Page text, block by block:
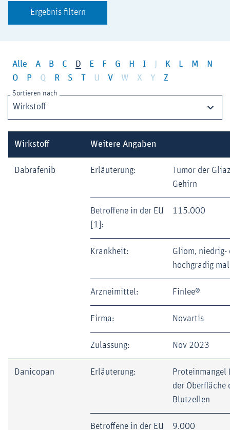
Ergebnis filtern
Alle A B C D E F G H I K L M
N
O
P Q R S T U V W X Y Z
Sortieren nach
Wirkstoff Weitere Angaben
Dabrafenib Erläuterung:
Tumor der
Gehirn
Betroffene in der EU
[1]:
115.000
Krankheit:
Gliom, niedrig-
hochgradig
Arzneimittel: Finlee®
Firma: Novartis
Zulassung: Nov 2023
Danicopan Erläuterung:
Proteinmangel
der Oberfläche
Blutzellen
Betroffene in der EU 9.000